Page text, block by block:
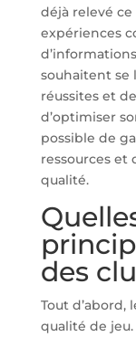
déjà relevé
expériences
souhaitent se
réussites et
d’optimiser
possible de
ressources et
qualité.
des
Tout d’abord,
qualité de